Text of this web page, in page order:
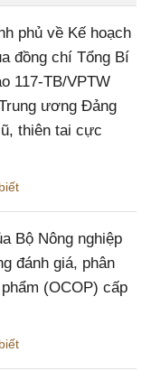
phủ về Kế hoạch
đồng chí Tổng Bí
117-TB/VPTW
ương Đảng
thiên tai cực
Bộ Nông nghiệp
đánh giá, phân
(OCOP) cấp